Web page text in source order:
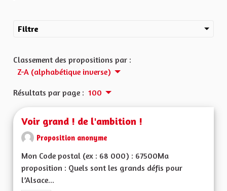
Filtre
Classement des propositions par :
Z-A (alphabétique inverse)
Résultats par page : 100
Voir grand ! de l'ambition !
Proposition anonyme
Mon Code postal (ex : 68 000) : 67500Ma
proposition : Quels sont les grands défis pour
l’Alsace...